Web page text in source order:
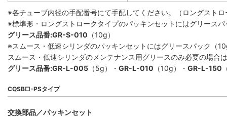
※各チューブ内径の手配番号にて手配してください。（ロングスト
※標準形・ロングストロークタイプのパッキンセットにはグリース
グリース品番:GR-S-010 （10g）
※スムース・低速シリンダのパッキンセットにはグリースパック（
スムース・低速シリンダのメンテナンス用グリースのみ必要の場合
グリース品番:GR-L-005 （5g）・ GR-L-010 （10g）・ GR-L-150
CQSB□-PSタイプ
交換部品／パッキンセット